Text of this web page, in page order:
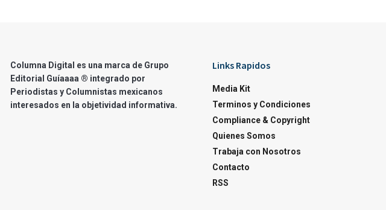
Columna Digital es una marca de Grupo
Editorial Guíaaaa ® integrado por
Periodistas y Columnistas mexicanos
interesados en la objetividad informativa.
Links Rapidos
Media Kit
Terminos y Condiciones
Compliance & Copyright
Quienes Somos
Trabaja con Nosotros
Contacto
RSS